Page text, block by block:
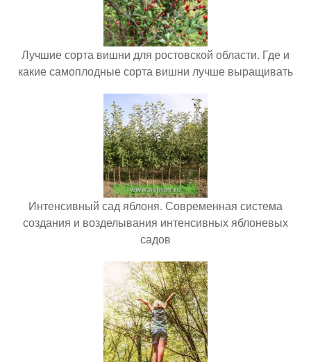
Лучшие сорта вишни для ростовской области. Где и
какие самоплодные сорта вишни лучше выращивать
Интенсивный сад яблоня. Современная система
создания и возделывания интенсивных яблоневых
садов